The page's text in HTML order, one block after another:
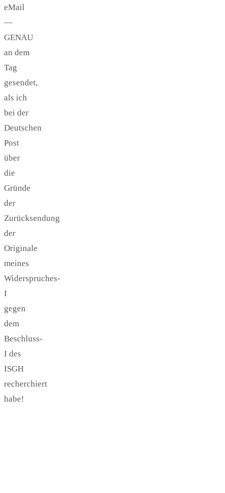
eMail
—
GENAU
an dem
Tag
gesendet,
als ich
bei der
Deutschen
Post
über
die
Gründe
der
Zurücksendung
der
Originale
meines
Widerspruches-
I
gegen
dem
Beschluss-
I des
ISGH
recherchiert
habe!